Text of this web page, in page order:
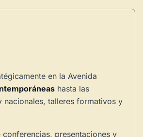
en la Avenida
hasta las
talleres formativos y
conferencias, presentaciones y